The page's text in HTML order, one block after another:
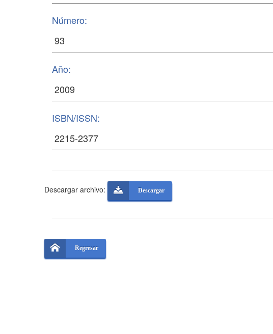
Número:
Año:
ISBN/ISSN:
Descargar archivo: Descargar
Regresar